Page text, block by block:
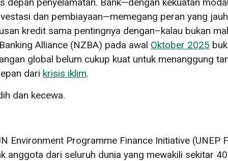
dan pembiayaan—memegang peran yang
kredit sama pentingnya dengan–kalau bukan
Alliance (NZBA) pada awal Oktober 2025
global belum cukup kuat untuk menanggung
dari krisis iklim.
dan kecewa.
Environment Programme Finance Initiative
anggota dari seluruh dunia yang mewakili sekitar